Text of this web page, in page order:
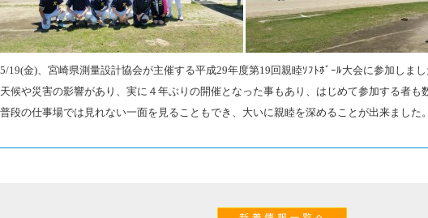
5/19(金)、宮崎県測量設計協会が主催する平成29年度第19回親睦ｿﾌﾄﾎﾞｰﾙ大会に参加しまし
天候や災害の影響があり、実に４年ぶりの開催となった事もあり、はじめて参加する者も
普段の仕事場では見れない一面を見ることもでき、大いに親睦を深めることが出来ました。